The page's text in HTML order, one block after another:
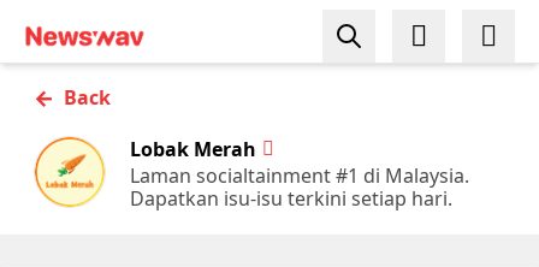
← Back
Lobak Merah
Laman socialtainment #1 di Malaysia.
Dapatkan isu-isu terkini setiap hari.